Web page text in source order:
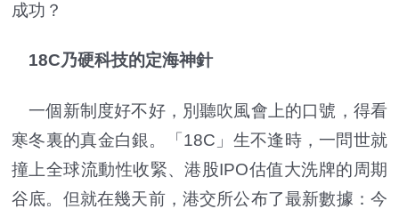
成功？
18C乃硬科技的定海神針
一個新制度好不好，別聽吹風會上的口號，得看
寒冬裏的真金白銀。「18C」生不逢時，一問世就
撞上全球流動性收緊、港股IPO估值大洗牌的周期
谷底。但就在幾天前，港交所公布了最新數據：今